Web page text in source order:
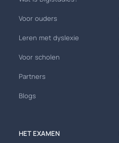
Voor ouders
Leren met dyslexie
Voor scholen
Partners
Blogs
HET EXAMEN